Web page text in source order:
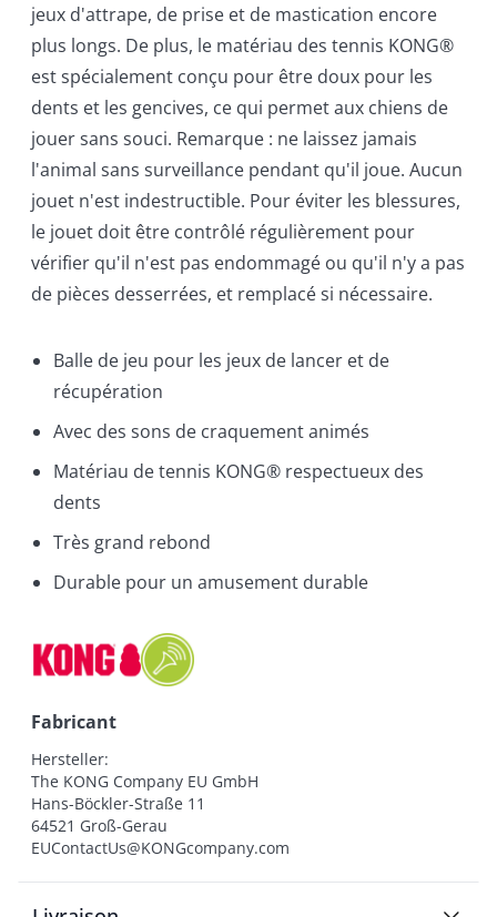
jeux d'attrape, de prise et de mastication encore
plus longs. De plus, le matériau des tennis KONG®
est spécialement conçu pour être doux pour les
dents et les gencives, ce qui permet aux chiens de
jouer sans souci. Remarque : ne laissez jamais
l'animal sans surveillance pendant qu'il joue. Aucun
jouet n'est indestructible. Pour éviter les blessures,
le jouet doit être contrôlé régulièrement pour
vérifier qu'il n'est pas endommagé ou qu'il n'y a pas
de pièces desserrées, et remplacé si nécessaire.
Balle de jeu pour les jeux de lancer et de
récupération
Avec des sons de craquement animés
Matériau de tennis KONG® respectueux des
dents
Très grand rebond
Durable pour un amusement durable
Fabricant
Hersteller:
The KONG Company EU GmbH
Hans-Böckler-Straße 11
64521 Groß-Gerau
EUContactUs@KONGcompany.com